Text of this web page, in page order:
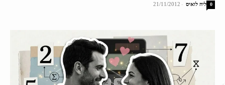
ליה לואיס -
21/11/2012 0